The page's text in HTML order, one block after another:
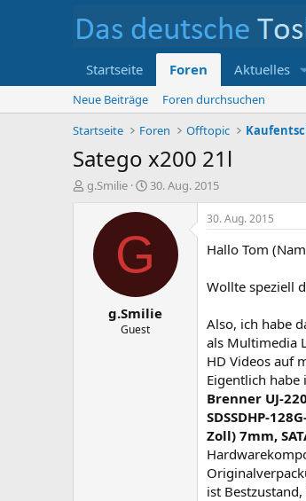
Startseite Foren Aktuelles
Neue Beiträge
Foren durchsuchen
Startseite
Foren Offtopic
Satego x200 21l
E
g.Smilie
E
s
e
l
t
a
m
30. Aug. 2015
G
g.Smilie
Guest
30. Aug. 2015
Hallo Tom
Wollte speziell
Also, ich habe
als Multimedia
HD Videos auf
Eigentlich
Brenner UJ-
SDSSDHP-
Zoll) 7mm,
ist